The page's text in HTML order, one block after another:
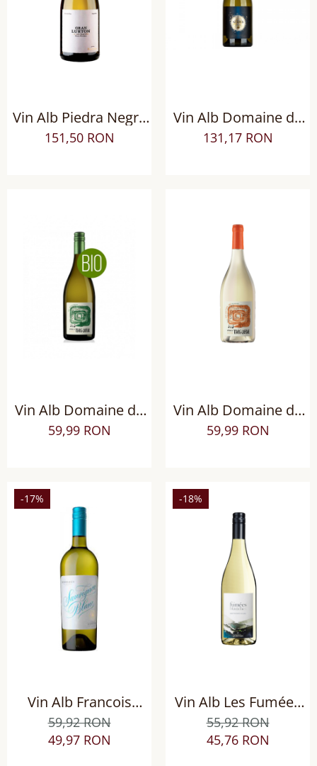
Vin Alb Piedra Negra
Gran Lurton Corte
Friulano, Sec
151,50 RON
Vin Alb Domaine de
Nizas Grand Vin AOP
Languedoc Pezenas,
131,17 RON
Vin Alb Domaine de
Targuerie Blanc Bio,
sec
59,99 RON
Vin Alb Domaine de
Targuerie Blanc
Selection Tardive,
59,99 RON
-17%
Vin Alb Francois
Lurton Bordeaux
Sauvignon Blanc, sec
59,92 RON
49,97 RON
-18%
Vin Alb Les Fumées
Blanches Sauvignon
Blanc sec
55,92 RON
45,76 RON